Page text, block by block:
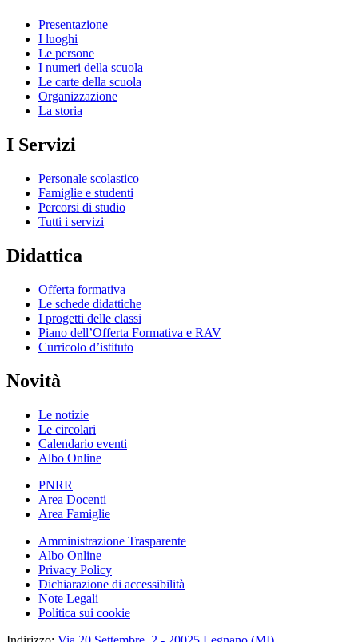
Presentazione
I luoghi
Le persone
I numeri della scuola
Le carte della scuola
Organizzazione
La storia
I Servizi
Personale scolastico
Famiglie e studenti
Percorsi di studio
Tutti i servizi
Didattica
Offerta formativa
Le schede didattiche
I progetti delle classi
Piano dell’Offerta Formativa e RAV
Curricolo d’istituto
Novità
Le notizie
Le circolari
Calendario eventi
Albo Online
PNRR
Area Docenti
Area Famiglie
Amministrazione Trasparente
Albo Online
Privacy Policy
Dichiarazione di accessibilità
Note Legali
Politica sui cookie